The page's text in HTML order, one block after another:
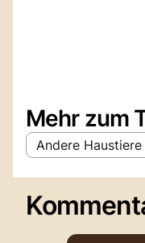
Mehr zum
Andere Haustiere